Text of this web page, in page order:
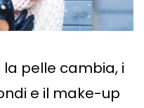
la pelle cambia, i
e il make-up